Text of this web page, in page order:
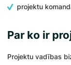
projektu
Par ko ir
Projektu vadības